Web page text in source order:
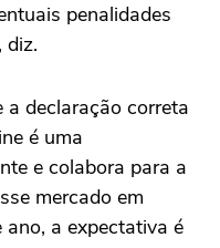
penalidades
diz.
declaração correta
é uma
e colabora para a
mercado em
a expectativa é